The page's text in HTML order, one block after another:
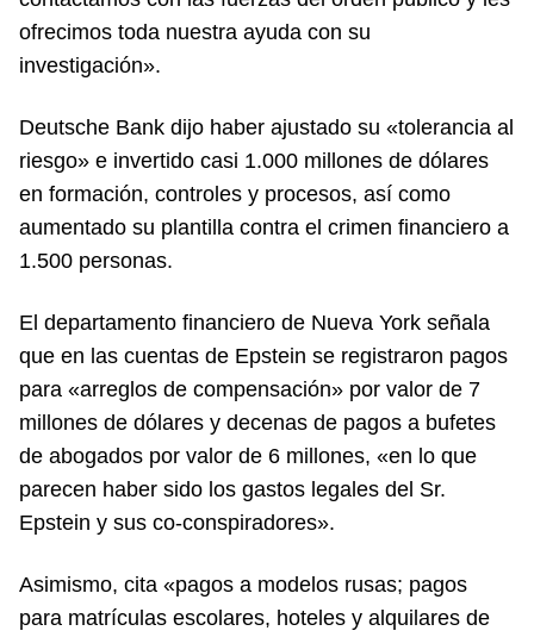
ofrecimos toda nuestra ayuda con su
investigación».
Deutsche Bank dijo haber ajustado su «tolerancia al
riesgo» e invertido casi 1.000 millones de dólares
en formación, controles y procesos, así como
aumentado su plantilla contra el crimen financiero a
1.500 personas.
El departamento financiero de Nueva York señala
que en las cuentas de Epstein se registraron pagos
para «arreglos de compensación» por valor de 7
millones de dólares y decenas de pagos a bufetes
de abogados por valor de 6 millones, «en lo que
parecen haber sido los gastos legales del Sr.
Epstein y sus co-conspiradores».
Asimismo, cita «pagos a modelos rusas; pagos
para matrículas escolares, hoteles y alquilares de